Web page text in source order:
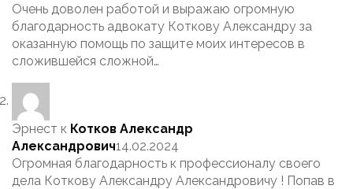
Очень доволен работой и выражаю огромную
благодарность адвокату Коткову Александру за
оказанную помощь по защите моих интересов в
сложившейся сложной…
Эрнест к Котков Александр
Александрович14.02.2024
Огромная благодарность к профессионалу своего
дела Коткову Александру Александровичу ! Попав в